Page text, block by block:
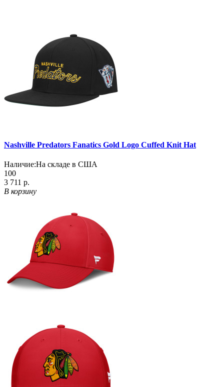
Nashville Predators Fanatics Gold Logo Cuffed Knit Hat
Наличие:На складе в США
100
3 711 р.
В корзину